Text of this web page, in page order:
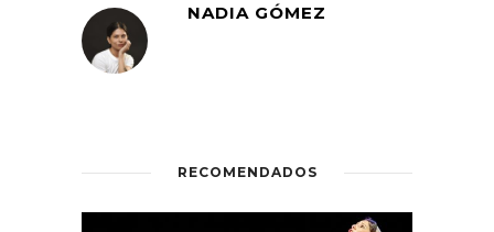
NADIA GÓMEZ
RECOMENDADOS